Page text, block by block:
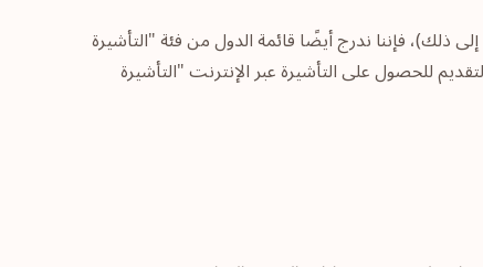
ذلك)، فإننا ندرج أيضًا قائمة الدول من فئة "التأشيرة
للحصول على التأشيرة عبر الإنترنت "التأشيرة